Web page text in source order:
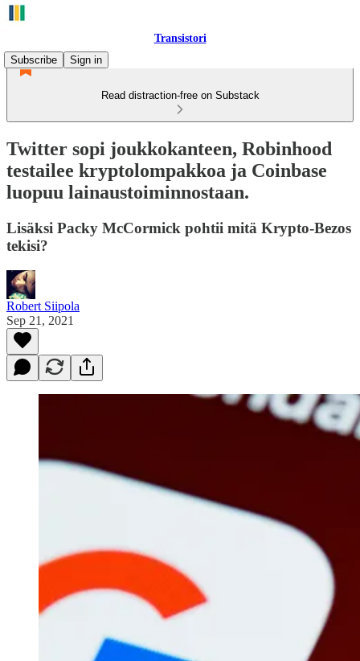
Transistori
Subscribe
Sign in
Read distraction-free on Substack
Twitter sopi joukkokanteen, Robinhood
testailee kryptolompakkoa ja Coinbase
luopuu lainaustoiminnostaan.
Lisäksi Packy McCormick pohtii mitä Krypto-Bezos
tekisi?
Robert Siipola
Sep 21, 2021